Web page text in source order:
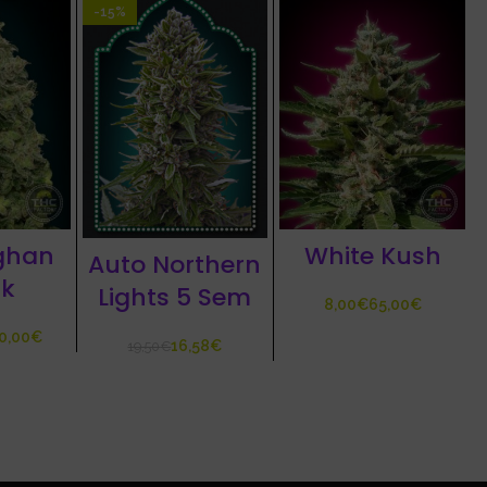
€
-15%
Auto Northern
Lights 5 Sem
€16,58€
White Kush
€ €